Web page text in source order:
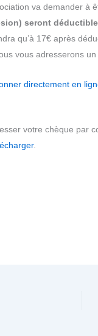
va demander à
seront
qu’à 17€ après
vous adresserons
directement en
votre chèque par
.